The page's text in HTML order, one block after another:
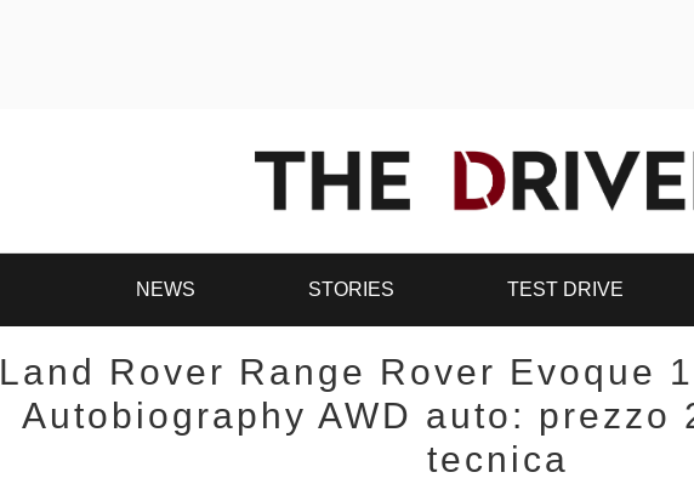
NEWS STORIES TEST DRIVE
Land Rover Range Rover Evoque
Autobiography AWD auto: prezzo
tecnica